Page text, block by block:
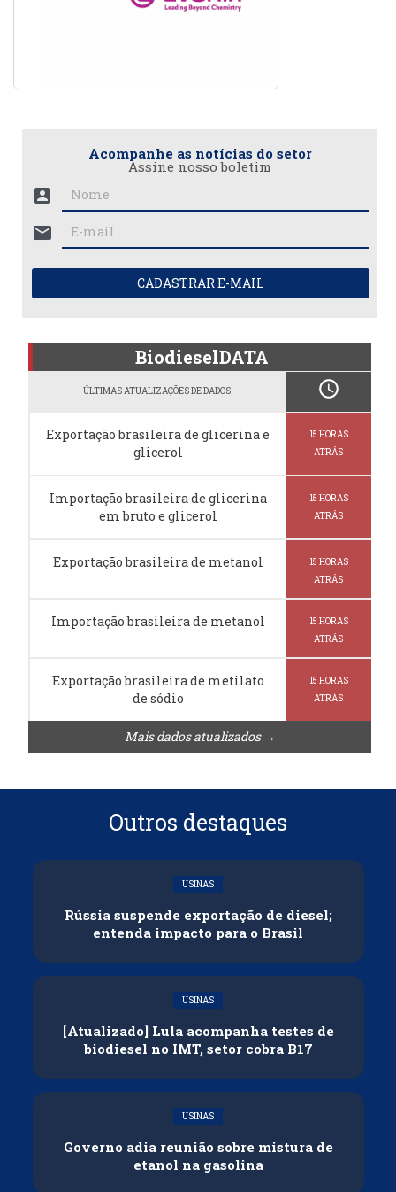
Acompanhe as notícias do setor
Assine nosso boletim
account_box
mail
CADASTRAR E-MAIL
BiodieselDATA
ÚLTIMAS ATUALIZAÇÕES DE DADOS schedule
Exportação brasileira de glicerina e
glicerol
15 HORAS
ATRÁS
Importação brasileira de glicerina
em bruto e glicerol
15 HORAS
ATRÁS
Exportação brasileira de metanol
15 HORAS
ATRÁS
Importação brasileira de metanol
15 HORAS
ATRÁS
Exportação brasileira de metilato
de sódio
15 HORAS
ATRÁS
Mais dados atualizados →
Outros destaques
USINAS
Rússia suspende exportação de diesel;
entenda impacto para o Brasil
USINAS
[Atualizado] Lula acompanha testes de
biodiesel no IMT, setor cobra B17
USINAS
Governo adia reunião sobre mistura de
etanol na gasolina